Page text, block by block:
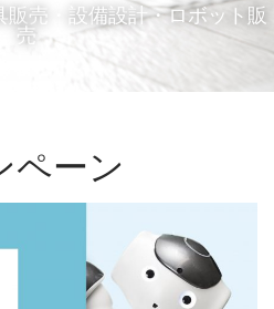
販売・設備設計・ロボット販
売
ペーン